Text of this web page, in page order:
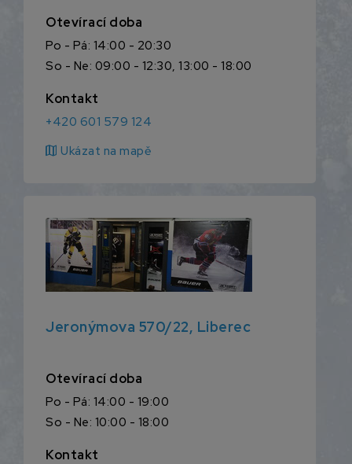
Otevírací doba
Po - Pá: 14:00 - 20:30
So - Ne: 09:00 - 12:30, 13:00 - 18:00
Kontakt
+420 601 579 124
map Ukázat na mapě
Jeronýmova 570/22, Liberec
Otevírací doba
Po - Pá: 14:00 - 19:00
So - Ne: 10:00 - 18:00
Kontakt